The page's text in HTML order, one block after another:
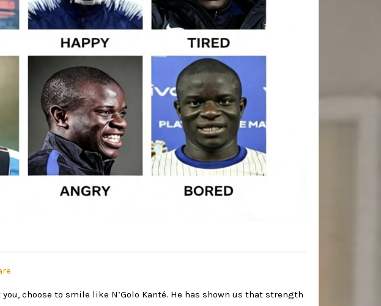
choose to smile like N’Golo Kanté. He has shown us that strength